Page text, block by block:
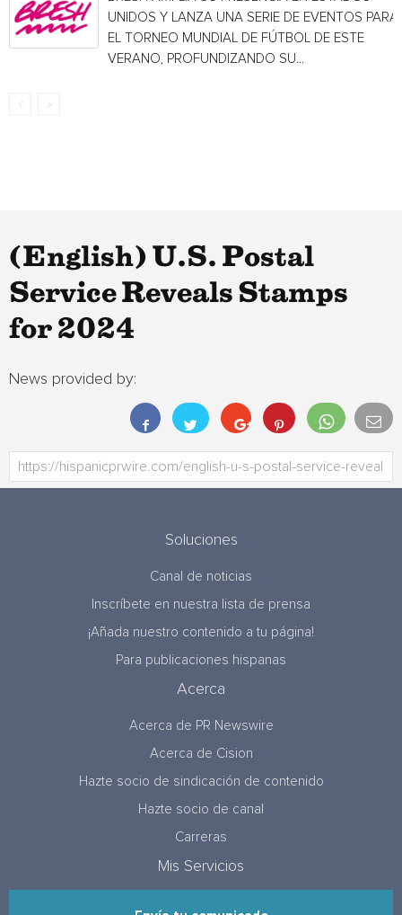
UNIDOS Y LANZA UNA SERIE DE EVENTOS PARA
EL TORNEO MUNDIAL DE FÚTBOL DE ESTE
VERANO, PROFUNDIZANDO SU...
(English) U.S. Postal
Service Reveals Stamps
for 2024
News provided by:
Soluciones
Canal de noticias
Inscríbete en nuestra lista de prensa
¡Añada nuestro contenido a tu página!
Para publicaciones hispanas
Acerca
Acerca de PR Newswire
Acerca de Cision
Hazte socio de sindicación de contenido
Hazte socio de canal
Carreras
Mis Servicios